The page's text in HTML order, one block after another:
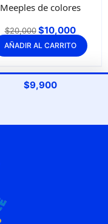
Meeples de colores
$20,000 $10,000
AÑADIR AL CARRITO
$9,900